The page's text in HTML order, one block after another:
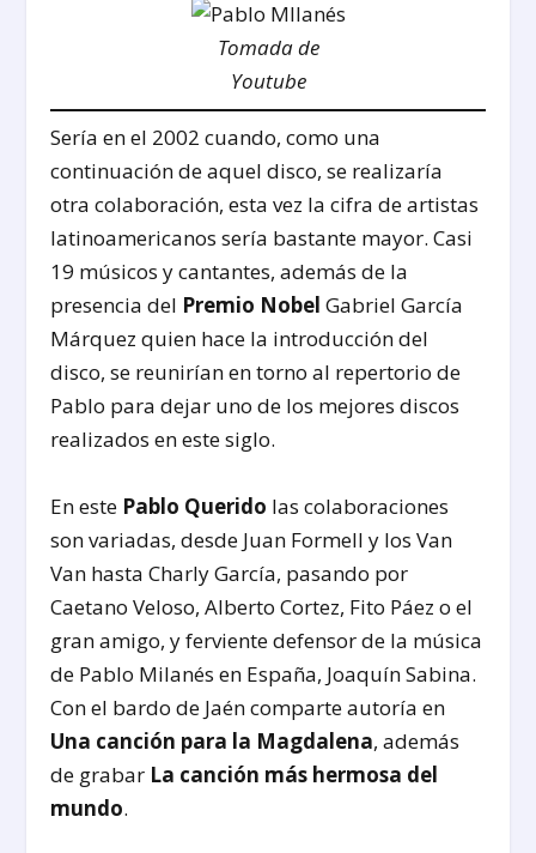
Tomada de
Youtube
Sería en el 2002 cuando, como una
continuación de aquel disco, se realizaría
otra colaboración, esta vez la cifra de artistas
latinoamericanos sería bastante mayor. Casi
19 músicos y cantantes, además de la
presencia del Premio Nobel Gabriel García
Márquez quien hace la introducción del
disco, se reunirían en torno al repertorio de
Pablo para dejar uno de los mejores discos
realizados en este siglo.
En este Pablo Querido las colaboraciones
son variadas, desde Juan Formell y los Van
Van hasta Charly García, pasando por
Caetano Veloso, Alberto Cortez, Fito Páez o el
gran amigo, y ferviente defensor de la música
de Pablo Milanés en España, Joaquín Sabina.
Con el bardo de Jaén comparte autoría en
Una canción para la Magdalena, además
de grabar La canción más hermosa del
mundo.